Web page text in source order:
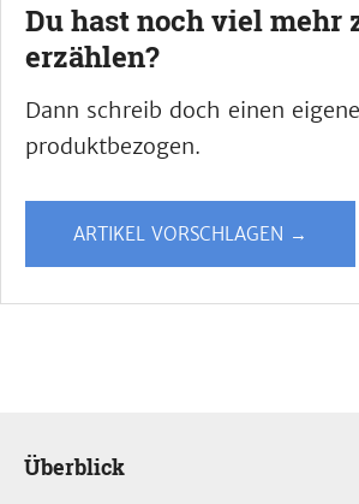
Du hast noch viel mehr
erzählen?
Dann schreib doch einen
produktbezogen.
ARTIKEL VORSCHLAGEN →
Überblick